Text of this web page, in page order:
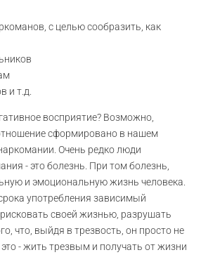
с целью сообразить, как
и т.д.
восприятие? Возможно,
сформировано в нашем
Очень редко люди
- это болезнь. При том болезнь,
и эмоциональную жизнь человека.
употребления зависимый
своей жизнью, разрушать
что, выйдя в трезвость, он просто не
- жить трезвым и получать от жизни